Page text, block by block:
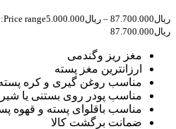
ریال87.700.000
– ریال5.000.000
ریال87.700.000
مغز ریز وگندمی
ارزانترین مغز پسته
مناسب روغن گیری و کره
مناسب پودر روی بستنی یا
مناسب باقلوای پسته و قهوه
ضمانت برگشت کالا